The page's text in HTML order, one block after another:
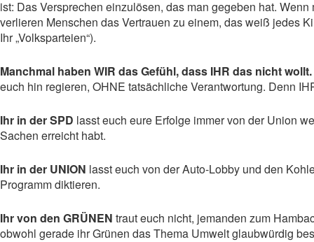
ist: Das Versprechen einzulösen, das man gegeben hat. Wenn
verlieren Menschen das Vertrauen zu einem, das weiß jedes
Ihr „Volksparteien“).
Manchmal haben WIR das Gefühl, dass IHR das nicht wollt.
euch hin regieren, OHNE tatsächliche Verantwortung. Denn
Ihr in der SPD lasst euch eure Erfolge immer von der Union
Sachen erreicht habt.
Ihr in der UNION lasst euch von der Auto-Lobby und den
Programm diktieren.
Ihr von den GRÜNEN traut euch nicht, jemanden zum
obwohl gerade ihr Grünen das Thema Umwelt glaubwürdig